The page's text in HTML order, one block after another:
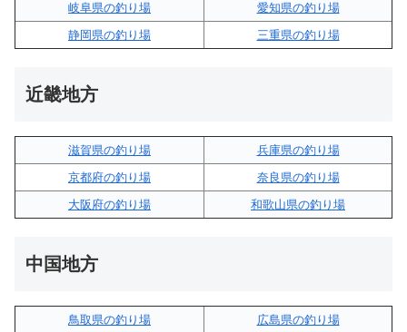
岐阜県の釣り場
愛知県の釣り場
静岡県の釣り場
三重県の釣り場
近畿地方
滋賀県の釣り場
兵庫県の釣り場
京都府の釣り場
奈良県の釣り場
大阪府の釣り場
和歌山県の釣り場
中国地方
鳥取県の釣り場 広島県の釣り場